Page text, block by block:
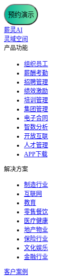
预约演示
薪灵AI
灵域空间
产品功能
组织员工
薪酬考勤
招聘管理
绩效激励
培训管理
集团管理
电子合同
智数分析
开放互联
人才管理
APP下载
解决方案
制造行业
互联网
教育
零售餐饮
医疗健康
地产物业
保险行业
文化娱乐
金融行业
客户案例